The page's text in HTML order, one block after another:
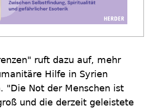
ruft dazu auf, mehr
Hilfe in Syrien
"Die Not der Menschen ist
und die derzeit geleistete